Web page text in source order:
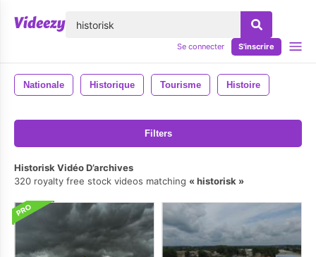
Se connecter S'inscrire
Nationale Historique Tourisme Histoire
Filters
Historisk Vidéo D’archives
320 royalty free stock videos matching
historisk